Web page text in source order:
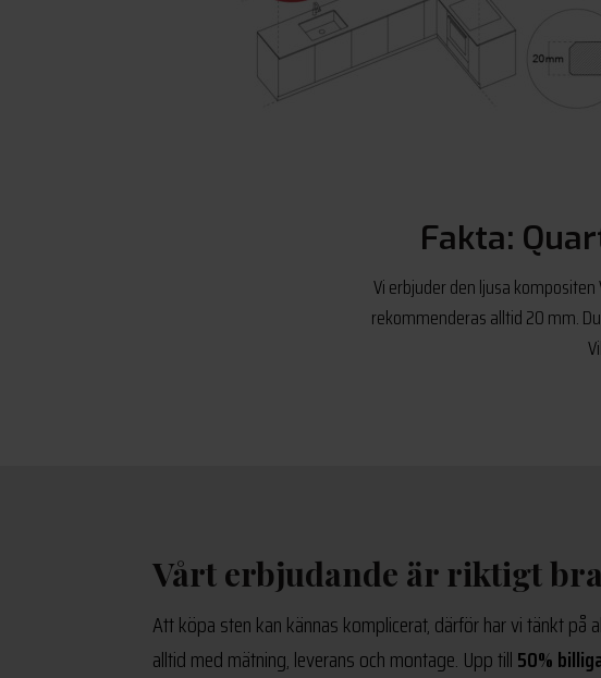
Fakta:
Vi erbjuder den ljusa
rekommenderas alltid 20 mm.
Vårt erbjudande är riktigt
Att köpa sten kan kännas komplicerat, därför har vi tänkt på
alltid med mätning, leverans och montage. Upp till50%